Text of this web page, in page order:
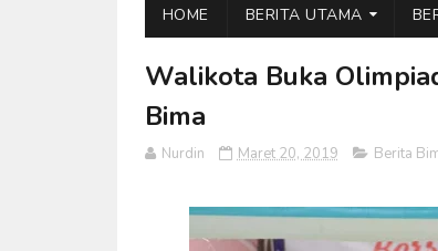
HOME BERITA UTAMA
Walikota Buka
Bima
Nurdin Maret 20, 2019 Berita